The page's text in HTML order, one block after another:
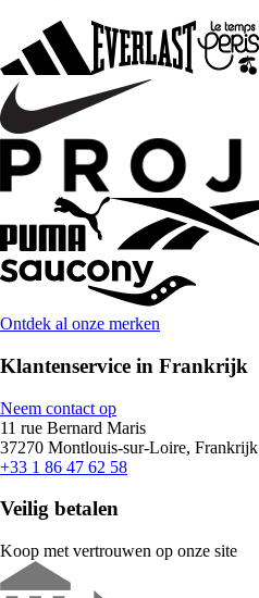
Ontdek al onze merken
Klantenservice in Frankrijk
Neem contact op
11 rue Bernard Maris
37270 Montlouis-sur-Loire, Frankrijk
+33 1 86 47 62 58
Veilig betalen
Koop met vertrouwen op onze site